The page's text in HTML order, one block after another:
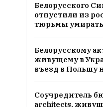
Белорусского
отпустили из
тюрьмы
Белорусскому
живущему в
въезд в Польшу
Соучредитель
architects,